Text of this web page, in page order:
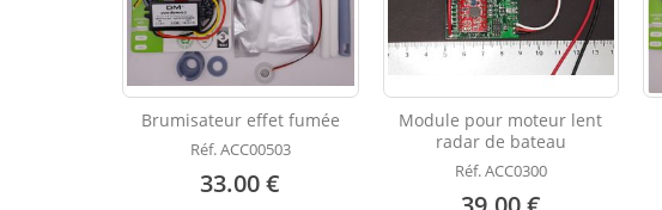
Brumisateur effet fumée
Réf. ACC00503
33.00 €
Module pour moteur lent
radar de bateau
Réf. ACC0300